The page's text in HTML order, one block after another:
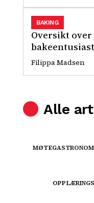
Oversikt
bakeentusiast
BAKING
Filippa Madsen
Alle
MØTE
OPPLÆRING